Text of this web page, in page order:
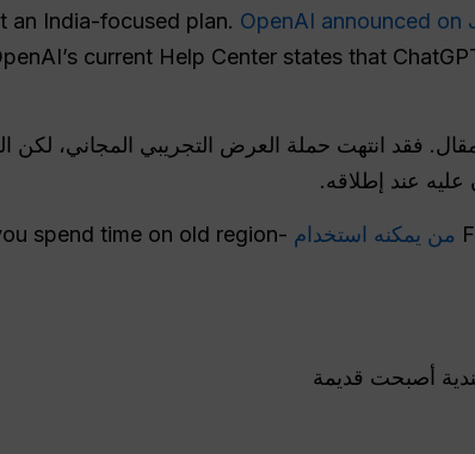
an India-focused plan. OpenAI announced on
current Help Center states that
فقد انتهت حملة العرض التجريبي المجاني، لكن
عند إطلاقه.
من يمكنه استخدام ChatGPT Go spend time on old region-
أصبحت قديمة